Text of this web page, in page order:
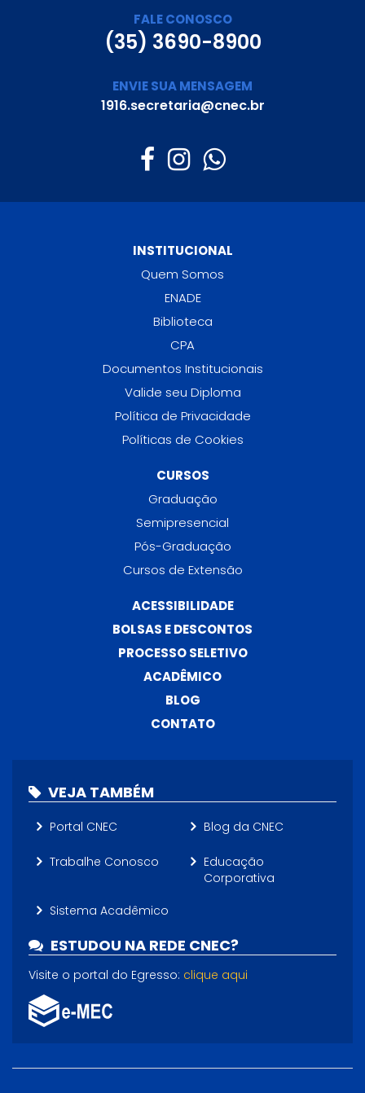
FALE CONOSCO
(35) 3690-8900
ENVIE SUA MENSAGEM
1916.secretaria@cnec.br
INSTITUCIONAL
Quem Somos
ENADE
Biblioteca
CPA
Documentos Institucionais
Valide seu Diploma
Política de Privacidade
Políticas de Cookies
CURSOS
Graduação
Semipresencial
Pós-Graduação
Cursos de Extensão
ACESSIBILIDADE
BOLSAS E DESCONTOS
PROCESSO SELETIVO
ACADÊMICO
BLOG
CONTATO
VEJA TAMBÉM
Portal CNEC Blog da CNEC
Trabalhe Conosco
Educação
Corporativa
Sistema Acadêmico
ESTUDOU NA REDE CNEC?
Visite o portal do Egresso: clique aqui